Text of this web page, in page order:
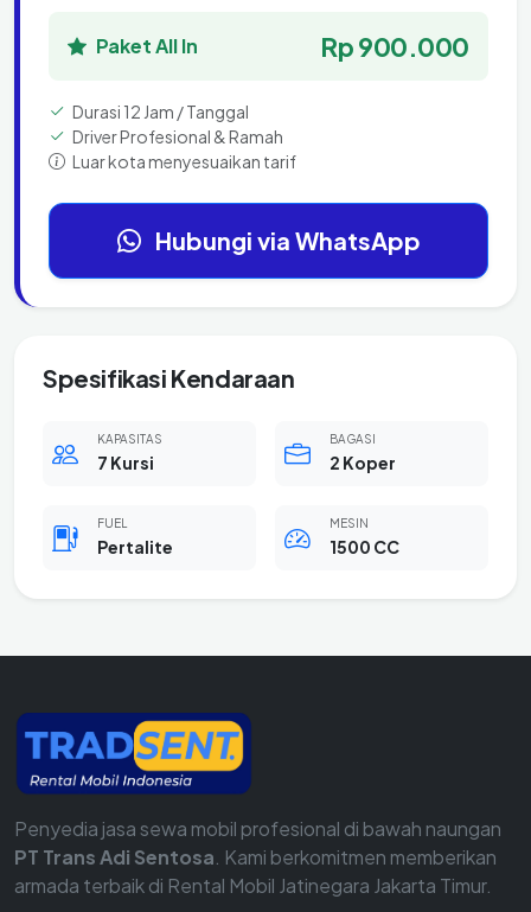
Paket All In Rp 900.000
Durasi 12 Jam / Tanggal
Driver Profesional & Ramah
Luar kota menyesuaikan tarif
Hubungi via WhatsApp
Spesifikasi Kendaraan
KAPASITAS
7 Kursi
BAGASI
2 Koper
FUEL
Pertalite
MESIN
1500 CC
Penyedia jasa sewa mobil profesional di bawah naungan
PT Trans Adi Sentosa . Kami berkomitmen memberikan
armada terbaik di Rental Mobil Jatinegara Jakarta Timur.